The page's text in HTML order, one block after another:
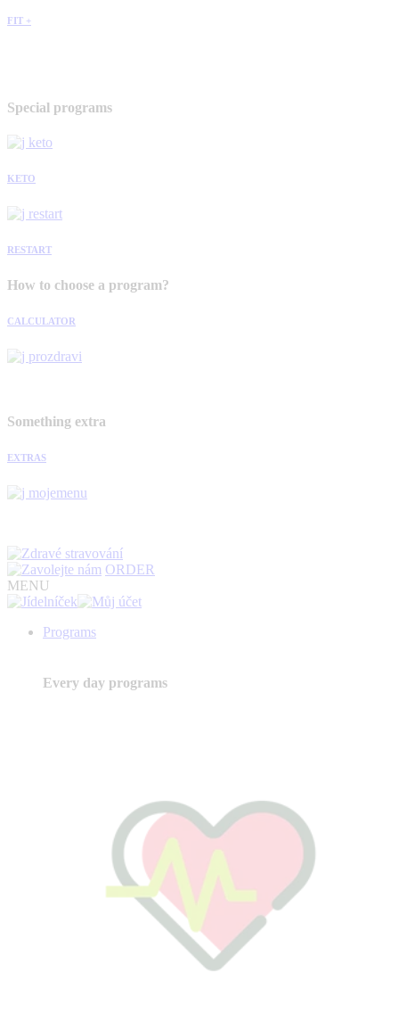
FIT +
Special programs
KETO
RESTART
How to choose a program?
CALCULATOR
Something extra
EXTRAS
ORDER
MENU
Programs
Every day programs